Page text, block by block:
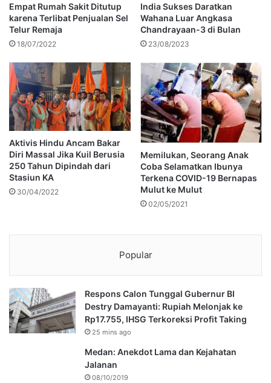
Empat Rumah Sakit Ditutup
karena Terlibat Penjualan Sel
Telur Remaja
18/07/2022
India Sukses Daratkan
Wahana Luar Angkasa
Chandrayaan-3 di Bulan
23/08/2023
Aktivis Hindu Ancam Bakar
Diri Massal Jika Kuil Berusia
250 Tahun Dipindah dari
Stasiun KA
30/04/2022
Memilukan, Seorang Anak
Coba Selamatkan Ibunya
Terkena COVID-19 Bernapas
Mulut ke Mulut
02/05/2021
Popular
Respons Calon Tunggal Gubernur BI
Destry Damayanti: Rupiah Melonjak ke
Rp17.755, IHSG Terkoreksi Profit Taking
25 mins ago
Medan: Anekdot Lama dan Kejahatan
Jalanan
08/10/2019